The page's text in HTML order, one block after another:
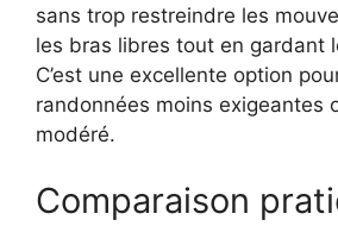
sans trop restreindre les
les bras libres tout en gardant
C’est une excellente option
randonnées moins exigeantes
modéré.
Comparaison